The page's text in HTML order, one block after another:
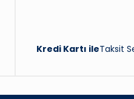
Kredi Kartı ileTaksit